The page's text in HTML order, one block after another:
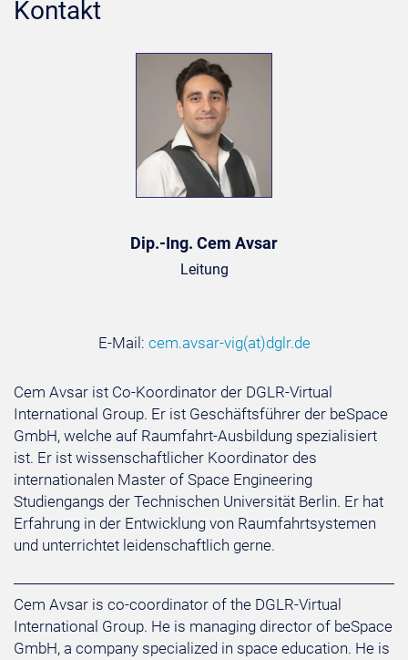
Kontakt
Dip.-Ing. Cem Avsar
Leitung
E-Mail: cem.avsar-vig(at)dglr.de
Cem Avsar ist Co-Koordinator der DGLR-Virtual
International Group. Er ist Geschäftsführer der beSpace
GmbH, welche auf Raumfahrt-Ausbildung spezialisiert
ist. Er ist wissenschaftlicher Koordinator des
internationalen Master of Space Engineering
Studiengangs der Technischen Universität Berlin. Er hat
Erfahrung in der Entwicklung von Raumfahrtsystemen
und unterrichtet leidenschaftlich gerne.
Cem Avsar is co-coordinator of the DGLR-Virtual
International Group. He is managing director of beSpace
GmbH, a company specialized in space education. He is